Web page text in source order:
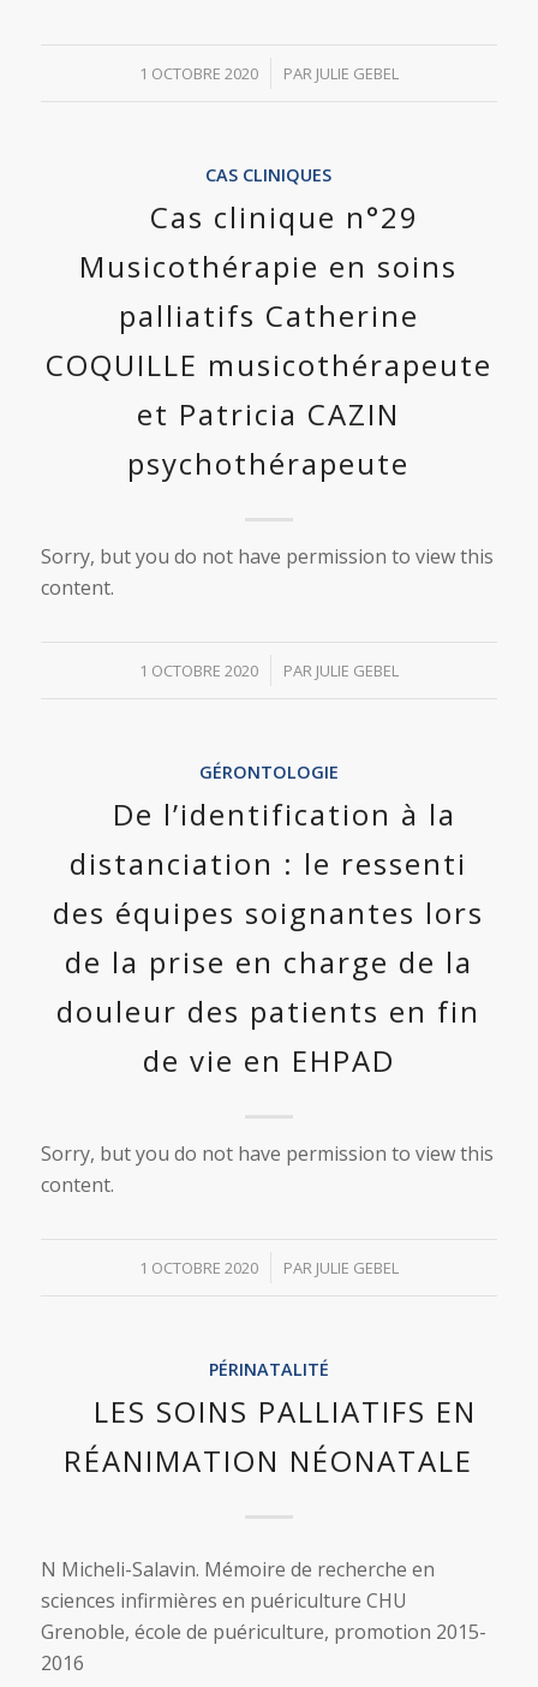
1 OCTOBRE 2020
/ PAR JULIE GEBEL
CAS CLINIQUES
Cas clinique n°29
Musicothérapie en soins
palliatifs Catherine
COQUILLE musicothérapeute
et Patricia CAZIN
psychothérapeute
Sorry, but you do not have permission to view this
content.
1 OCTOBRE 2020
/ PAR JULIE GEBEL
GÉRONTOLOGIE
De l’identification à la
distanciation : le ressenti
des équipes soignantes lors
de la prise en charge de la
douleur des patients en fin
de vie en EHPAD
Sorry, but you do not have permission to view this
content.
1 OCTOBRE 2020
/ PAR JULIE GEBEL
PÉRINATALITÉ
LES SOINS PALLIATIFS EN
RÉANIMATION NÉONATALE
N Micheli-Salavin. Mémoire de recherche en
sciences infirmières en puériculture CHU
Grenoble, école de puériculture, promotion 2015-
2016